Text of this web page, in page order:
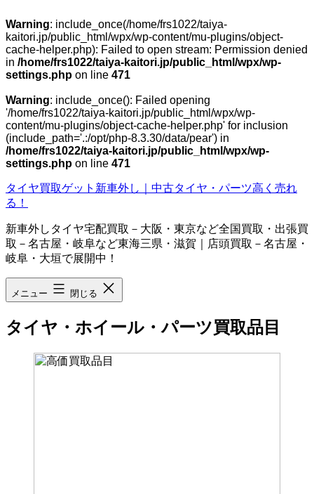
Warning: include_once(/home/frs1022/taiya-
kaitori.jp/public_html/wpx/wp-content/mu-plugins/object-
cache-helper.php): Failed to open stream: Permission denied
in /home/frs1022/taiya-kaitori.jp/public_html/wpx/wp-
settings.php on line 471
Warning: include_once(): Failed opening
'/home/frs1022/taiya-kaitori.jp/public_html/wpx/wp-
content/mu-plugins/object-cache-helper.php' for inclusion
(include_path='.:/opt/php-8.3.30/data/pear') in
/home/frs1022/taiya-kaitori.jp/public_html/wpx/wp-
settings.php on line 471
コ
ン
ン
ツ
へ
ス
キ
ッ
プ
タイヤ買取ゲット新車外し｜中古タイヤ・パーツ高く売れ
る！
新車外しタイヤ宅配買取－大阪・東京など全国買取・出張買
取－名古屋・岐阜など東海三県・滋賀｜店頭買取－名古屋・
岐阜・大垣で展開中！
メニュー 閉じる
タイヤ・ホイール・パーツ買取品目